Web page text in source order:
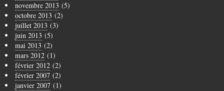
novembre 2013 (5)
octobre 2013 (2)
juillet 2013 (3)
juin 2013 (5)
mai 2013 (2)
mars 2012 (1)
février 2012 (2)
février 2007 (2)
janvier 2007 (1)